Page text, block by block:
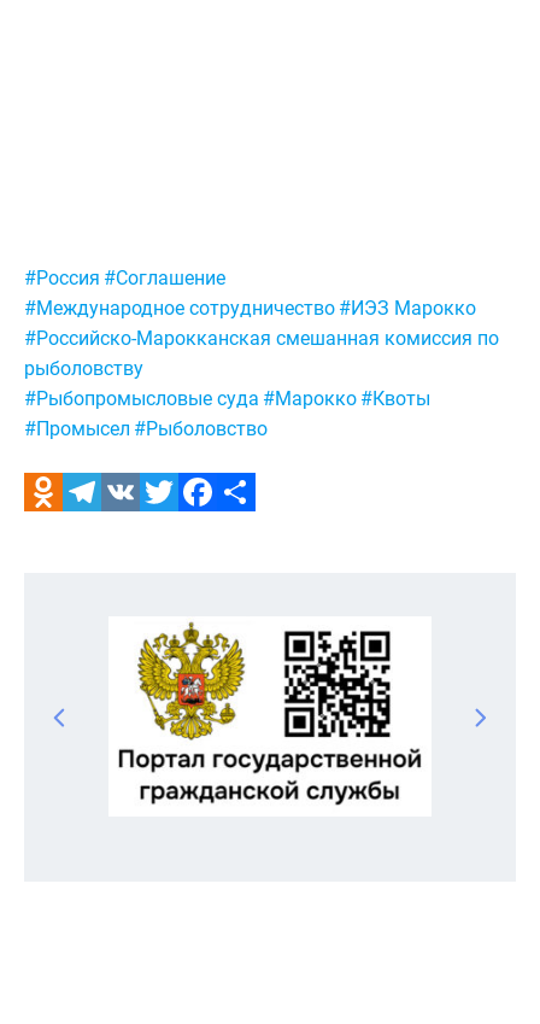
Метки:
#Россия #Соглашение
#Международное сотрудничество #ИЭЗ Марокко
#Российско-Марокканская смешанная комиссия по
рыболовству
#Рыбопромысловые суда #Марокко #Квоты
#Промысел #Рыболовство